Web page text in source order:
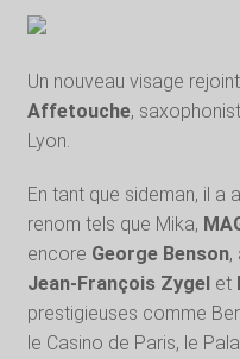
Un nouveau visage
Affetouche,
Lyon.
En tant que sideman, il
renom tels que Mika,
encore George Benson,
Jean-François Zygelet
prestigieuses comme
le Casino de Paris, le